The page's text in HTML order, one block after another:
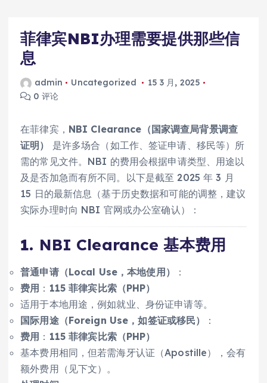
菲律宾NBI办理需要提供那些信
息
admin Uncategorized
15 3 月, 2025
0 评论
在菲律宾， NBI Clearance（国家调查局背景调查
证明）
是许多场合（如工作、签证申请、移民等）所
需的常见文件。NBI 的费用会根据申请类型、用途以
及是否加急而有所不同。以下是截至 2025 年 3 月
15 日的最新信息（基于历史数据和可能的调整，建议
实际办理时向 NBI 官网或办公室确认）：
1. NBI Clearance 基本费用
普通申请（Local Use，本地使用）
：
费用 ： 115 菲律宾比索（PHP）
适用于本地用途，例如就业、身份证申请等。
国际用途（Foreign Use，如签证或移民）
：
费用 ： 115 菲律宾比索（PHP）
基本费用相同，但若需海牙认证（Apostille），会有
额外费用（见下文）。